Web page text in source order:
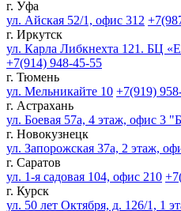
г. Уфа
ул. Айская 52/1, офис 312
г. Иркутск
ул. Карла Либкнехта 121. БЦ
+7(914) 948-45-55
г. Тюмень
ул. Мельникайте 10 +7(919)
г. Астрахань
ул. Боевая 57а, 4 этаж, офис 3
г. Новокузнецк
ул. Запорожская 37а, 2 этаж,
г. Саратов
ул. 1-я садовая 104, офис 210
г. Курск
ул. 50 лет Октября, д. 126/1, 1